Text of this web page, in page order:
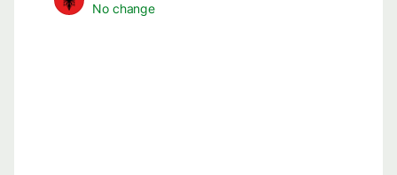
No change